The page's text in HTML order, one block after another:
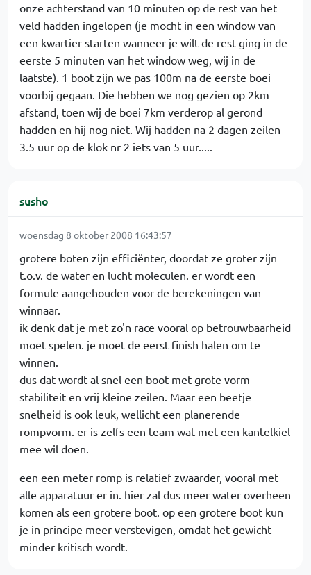
onze achterstand van 10 minuten op de rest van het
veld hadden ingelopen (je mocht in een window van
een kwartier starten wanneer je wilt de rest ging in de
eerste 5 minuten van het window weg, wij in de
laatste). 1 boot zijn we pas 100m na de eerste boei
voorbij gegaan. Die hebben we nog gezien op 2km
afstand, toen wij de boei 7km verderop al gerond
hadden en hij nog niet. Wij hadden na 2 dagen zeilen
3.5 uur op de klok nr 2 iets van 5 uur.....
susho
woensdag 8 oktober 2008 16:43:57
grotere boten zijn efficiënter, doordat ze groter zijn
t.o.v. de water en lucht moleculen. er wordt een
formule aangehouden voor de berekeningen van
winnaar.
ik denk dat je met zo'n race vooral op betrouwbaarheid
moet spelen. je moet de eerst finish halen om te
winnen.
dus dat wordt al snel een boot met grote vorm
stabiliteit en vrij kleine zeilen. Maar een beetje
snelheid is ook leuk, wellicht een planerende
rompvorm. er is zelfs een team wat met een kantelkiel
mee wil doen.
een een meter romp is relatief zwaarder, vooral met
alle apparatuur er in. hier zal dus meer water overheen
komen als een grotere boot. op een grotere boot kun
je in principe meer verstevigen, omdat het gewicht
minder kritisch wordt.